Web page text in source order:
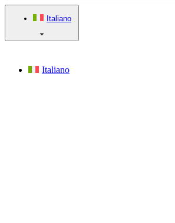
Italiano
Italiano